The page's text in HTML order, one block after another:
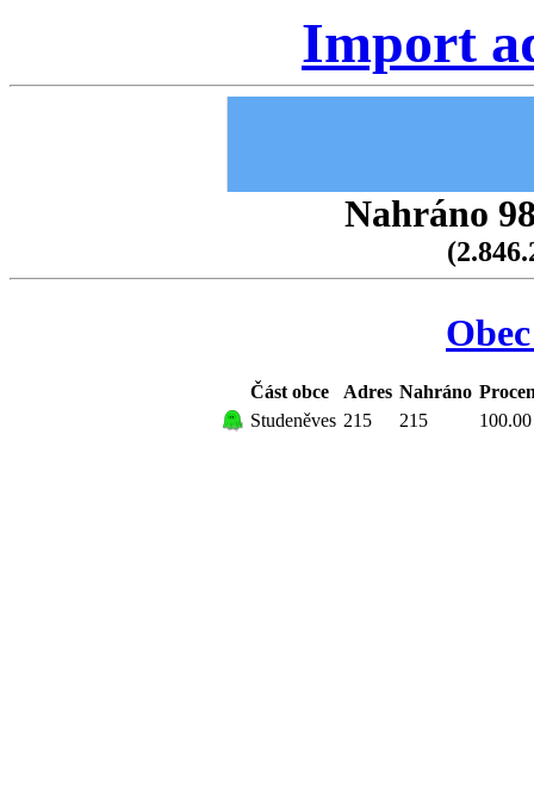
Import
Nahráno
Část obce Adres Nahráno
Studeněves 215 215 100.00